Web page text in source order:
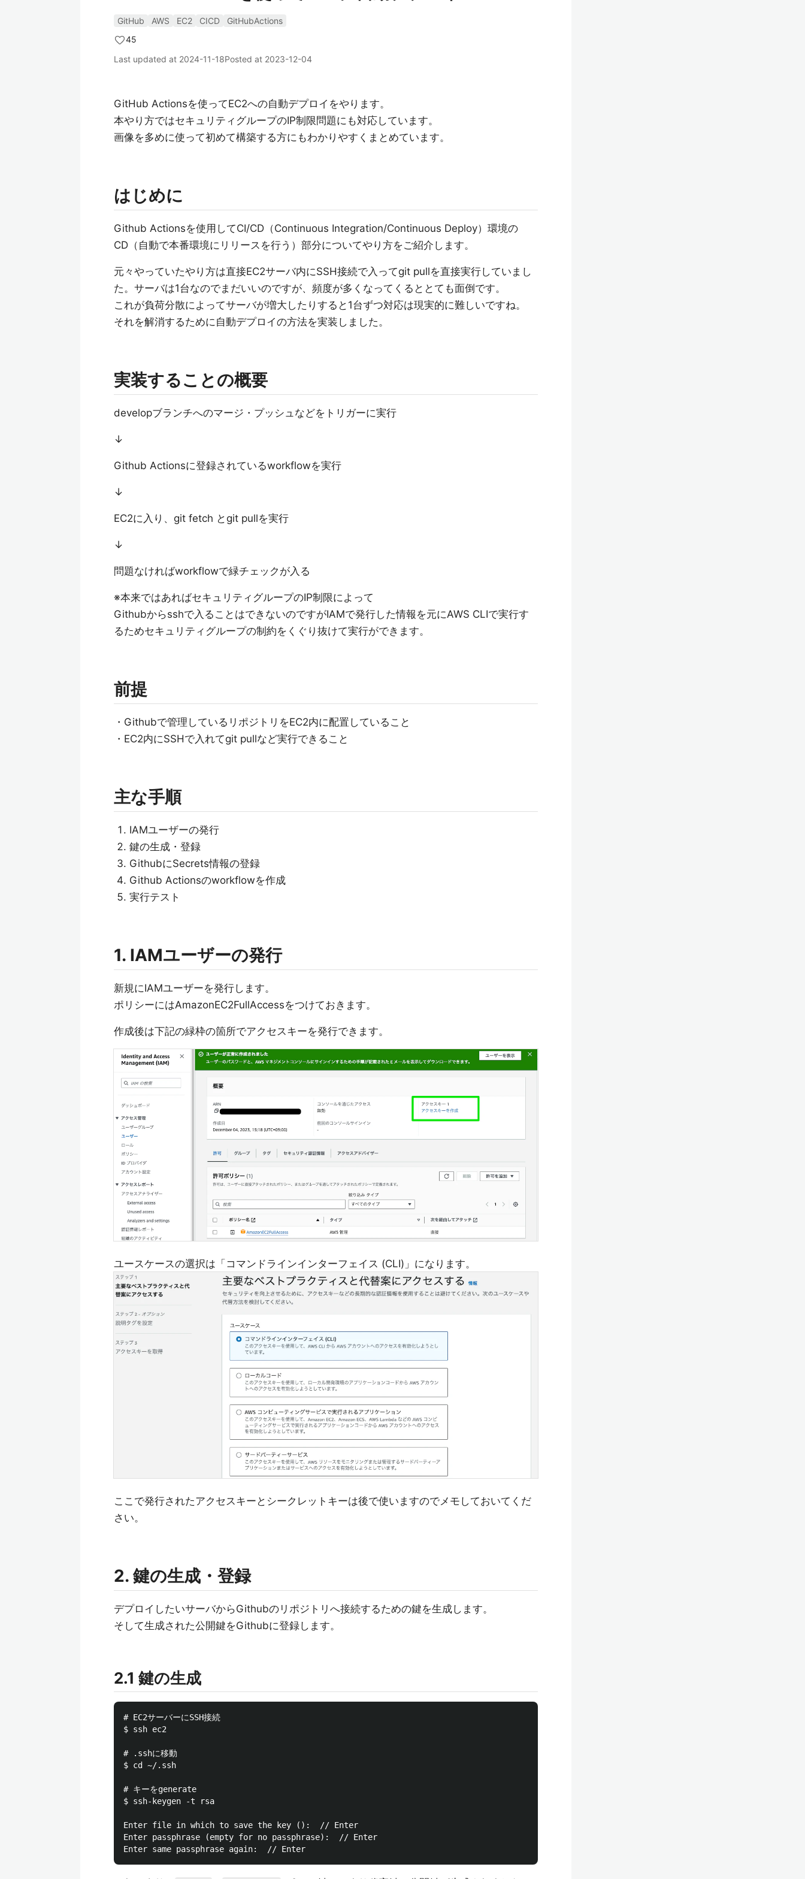
GitHub AWS EC2 CICD
GitHubActions
45
Last updated at 2024-11-18Posted at 2023-12-04
GitHub Actionsを使ってEC2への自動デプロイをやります。
本やり方ではセキュリティグループのIP制限問題にも対応しています。
画像を多めに使って初めて構築する方にもわかりやすくまとめています。
はじめに
Github Actionsを使用してCI/CD（Continuous Integration/Continuous Deploy）環境の
CD（自動で本番環境にリリースを行う）部分についてやり方をご紹介します。
元々やっていたやり方は直接EC2サーバ内にSSH接続で入ってgit pullを直接実行していまし
た。サーバは1台なのでまだいいのですが、頻度が多くなってくるととても面倒です。
これが負荷分散によってサーバが増大したりすると1台ずつ対応は現実的に難しいですね。
それを解消するために自動デプロイの方法を実装しました。
実装することの概要
developブランチへのマージ・プッシュなどをトリガーに実行
↓
Github Actionsに登録されているworkflowを実行
↓
EC2に入り、git fetch とgit pullを実行
↓
問題なければworkflowで緑チェックが入る
※本来ではあればセキュリティグループのIP制限によって
Githubからsshで入ることはできないのですがIAMで発行した情報を元にAWS CLIで実行す
るためセキュリティグループの制約をくぐり抜けて実行ができます。
前提
・Githubで管理しているリポジトリをEC2内に配置していること
・EC2内にSSHで入れてgit pullなど実行できること
主な手順
IAMユーザーの発行
鍵の生成・登録
GithubにSecrets情報の登録
Github Actionsのworkflowを作成
実行テスト
1. IAMユーザーの発行
新規にIAMユーザーを発行します。
ポリシーにはAmazonEC2FullAccessをつけておきます。
作成後は下記の緑枠の箇所でアクセスキーを発行できます。
ユースケースの選択は「コマンドラインインターフェイス (CLI)」になります。
ここで発行されたアクセスキーとシークレットキーは後で使いますのでメモしておいてくだ
さい。
2. 鍵の生成・登録
デプロイしたいサーバからGithubのリポジトリへ接続するための鍵を生成します。
そして生成された公開鍵をGithubに登録します。
2.1 鍵の生成
# EC2サーバーにSSH接続
$ ssh ec2
# .sshに移動
$ cd ~/.ssh
# キーをgenerate
$ ssh-keygen -t rsa
Enter file in which to save the key ():  // Enter
Enter passphrase (empty for no passphrase):  // Enter